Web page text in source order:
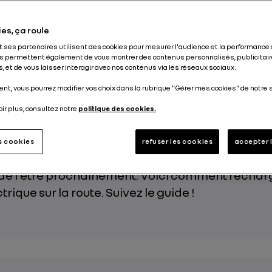
grasse du pistolet de la pompe, le sol
persistante sur les doigts. Avec la
ces désagréments sont de l’histoire
possesseur d’une voiture électrique ou
l’être prochainement. Voici comment
sur la route. Suivez le guide !
ça roule
ses partenaires utilisent des cookies pour mesurer l'audience et la performance
permettent également de vous montrer des contenus personnalisés,
et de vous laisser interagir avec nos contenus via les réseaux sociaux.
vous pourrez modifier vos choix dans la rubrique "Gérer mes cookies" de notre
plus, consultez notre politique des cookies.
refuser les cookies accepter
cookies